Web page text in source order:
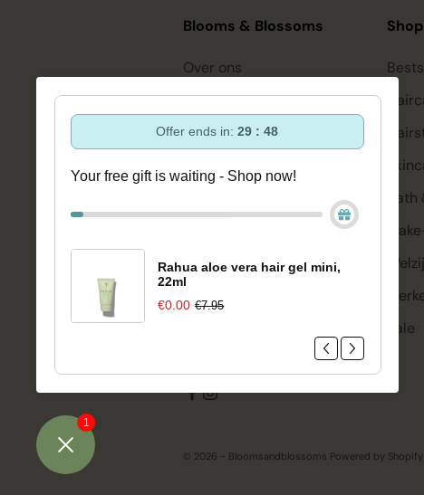
Blooms & Blossoms
Over ons
Ondersteuning en advies via:
088-6063800
ma-vr 08:30 - 16:45 uur
Of via onscontactformulier
Pakket niet ontvangen?Vul dit
Sale
© 2026 - Bloomsandblossoms Powered by Shopify
1
Offer ends in:29 : 47
Your free gift is waiting - Shop now!
Rahua aloe vera hair gel mini,
22ml
€0.00 €7.95